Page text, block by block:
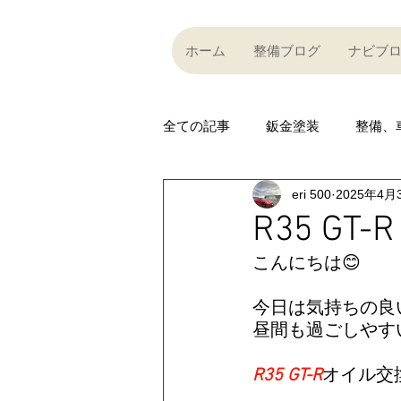
ホーム 整備ブログ ナビブ
全ての記事 鈑金塗装 整備、
Partner company 買い取り
Car community その他
R35 GT-R R35 GT-R
R35 GT-
eri 500 2025年4月
こんにちは😊
今日は気持ちの
昼間も過ごしや
R35 GT-Rオイル交